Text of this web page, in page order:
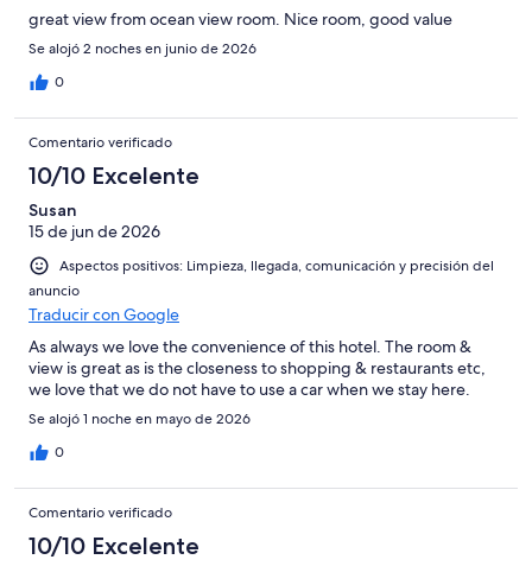
great view from ocean view room. Nice room, good value
Se alojó 2 noches en junio de 2026
0
Comentario verificado
10/10 Excelente
Susan
15 de jun de 2026
Aspectos positivos: Limpieza, llegada, comunicación y precisión del
anuncio
Traducir con Google
As always we love the convenience of this hotel. The room &
view is great as is the closeness to shopping & restaurants etc,
we love that we do not have to use a car when we stay here.
Se alojó 1 noche en mayo de 2026
0
Comentario verificado
10/10 Excelente